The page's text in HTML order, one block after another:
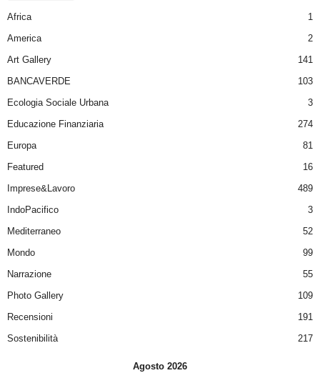
Africa
1
America
2
Art Gallery
141
BANCAVERDE
103
Ecologia Sociale Urbana
3
Educazione Finanziaria
274
Europa
81
Featured
16
Imprese&Lavoro
489
IndoPacifico
3
Mediterraneo
52
Mondo
99
Narrazione
55
Photo Gallery
109
Recensioni
191
Sostenibilità
217
Agosto 2026